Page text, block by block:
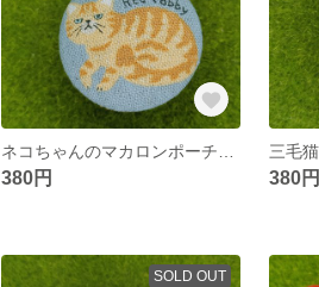
380円 380円
SOLD OUT